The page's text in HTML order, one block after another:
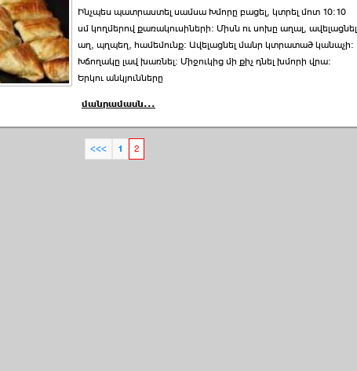
Ինչպես պատրաստել սամսա Խմորը բացել, կտրել մոտ 10:10
սմ կողմերով քառակուսիների: Միսն ու սոխը աղալ, ավելացնել
աղ, պղպեղ, համեմունք: Ավելացնել մանր կտրատած կանաչի:
Խճողակը լավ խառնել: Միջուկից մի քիչ դնել խմորի վրա:
Երկու անկյունները
մանրամասն...
<<< 1 2